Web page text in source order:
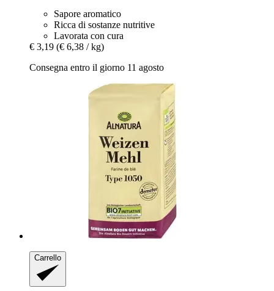
Sapore aromatico
Ricca di sostanze nutritive
Lavorata con cura
€ 3,19 (€ 6,38 / kg)
Consegna entro il giorno 11 agosto
Carrello